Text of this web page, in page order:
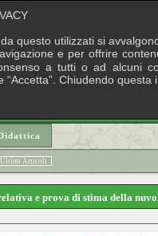
Ultimi Articoli
e prova di stima della
questo utilizzati si
e per offrire
a tutti o ad alcuni
“Accetta”. Chiudendo